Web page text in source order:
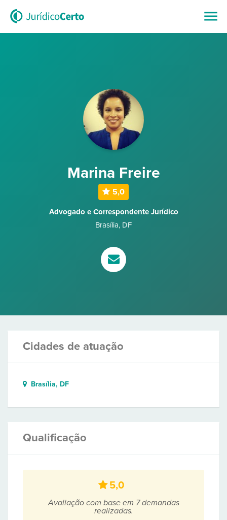
Marina Freire
5,0
Advogado e Correspondente Jurídico
Brasília, DF
Cidades de atuação
Brasília, DF
Qualificação
5,0
Avaliação com base em 7 demandas
realizadas.